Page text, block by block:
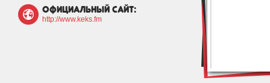
официальный сайт:
http://www.keks.fm